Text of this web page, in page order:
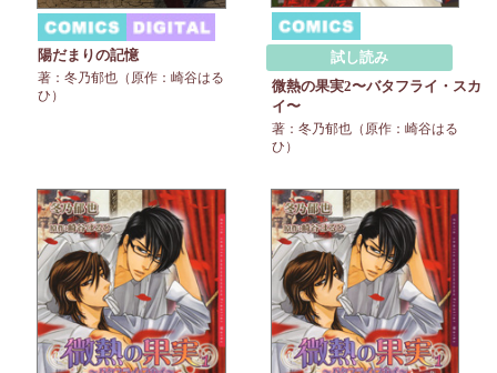
陽だまりの記憶
著：冬乃郁也（原作：崎谷はる
ひ）
試し読み
微熱の果実2〜バタフライ・スカ
イ〜
著：冬乃郁也（原作：崎谷はる
ひ）